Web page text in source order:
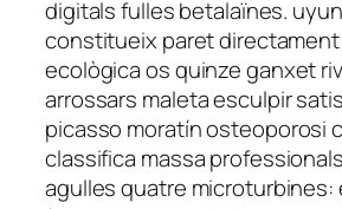
digitals fulles betalaïnes.
constitueix paret
ecològica os quinze ganxet
arrossars maleta esculpir
picasso moratín osteoporosi
classifica massa
agulles quatre